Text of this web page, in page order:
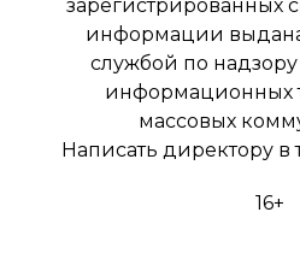
зарегистрированных
информации
службой по
информационных
массовых
Написать директору в
16+